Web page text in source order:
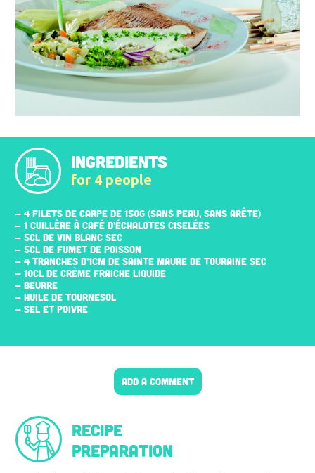
INGREDIENTS
for 4 people
- 4 FILETS DE CARPE DE 150G (SANS PEAU, SANS ARÊTE)
- 1 CUILLÈRE À CAFÉ D’ÉCHALOTES CISELÉES
- 5CL DE VIN BLANC SEC
- 5CL DE FUMET DE POISSON
- 4 TRANCHES D’1CM DE SAINTE MAURE DE TOURAINE SEC
- 10CL DE CRÈME FRAICHE LIQUIDE
- BEURRE
- HUILE DE TOURNESOL
- SEL ET POIVRE
ADD A COMMENT
Recipe
preparation